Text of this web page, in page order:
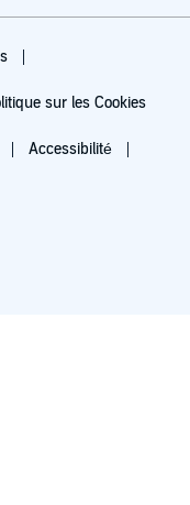
sur les Cookies
Accessibilité